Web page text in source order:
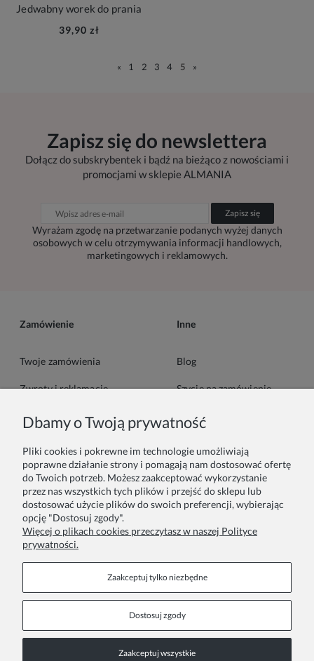
Jedwabny worek do prania
39,90 zł
« 1 2 3 4 5 »
Zapisz się do newslettera
Dołącz do subskrybentek i bądź na bieżąco z nowościami i
promocjami w sklepie ALMANIA
Zapisz się
Wyrażam zgodę na przetwarzanie podanych wyżej danych
osobowych w celu otrzymywania informacji handlowych,
marketingowych i reklamowych.
Zamówienie
Twoje zamówienia
Zwroty i reklamacje
Formy płatności
Inne
Blog
Szycie na zamówienie
Pakowanie na prezent
Informacje
O nas
Współprace
Polityka prywatności
Regulamin sklepu
Kontakt
sklep@almania.pl
Dbamy o Twoją prywatność
Pliki cookies i pokrewne im technologie umożliwiają
poprawne działanie strony i pomagają nam dostosować ofertę
do Twoich potrzeb. Możesz zaakceptować wykorzystanie
przez nas wszystkich tych plików i przejść do sklepu lub
dostosować użycie plików do swoich preferencji, wybierając
opcję "Dostosuj zgody".
Więcej o plikach cookies przeczytasz w naszej Polityce
prywatności.
Zaakceptuj tylko niezbędne
Dostosuj zgody
Zaakceptuj wszystkie